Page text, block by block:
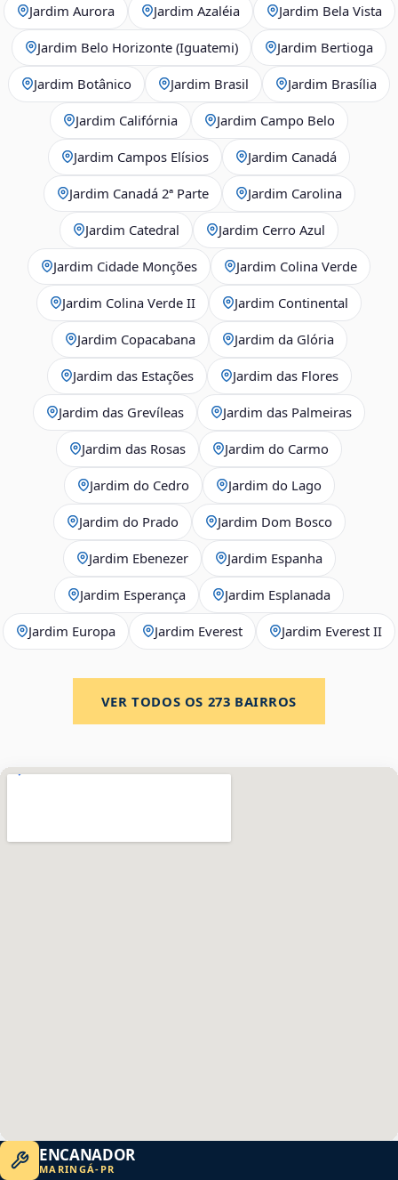
Jardim Aurora Jardim Azaléia Jardim Bela Vista
Jardim Belo Horizonte (Iguatemi) Jardim Bertioga
Jardim Botânico Jardim Brasil Jardim Brasília
Jardim Califórnia Jardim Campo Belo
Jardim Campos Elísios Jardim Canadá
Jardim Canadá 2ª Parte Jardim Carolina
Jardim Catedral Jardim Cerro Azul
Jardim Cidade Monções Jardim Colina Verde
Jardim Colina Verde II Jardim Continental
Jardim Copacabana Jardim da Glória
Jardim das Estações Jardim das Flores
Jardim das Grevíleas Jardim das Palmeiras
Jardim das Rosas Jardim do Carmo
Jardim do Cedro Jardim do Lago
Jardim do Prado Jardim Dom Bosco
Jardim Ebenezer Jardim Espanha
Jardim Esperança Jardim Esplanada
Jardim Europa Jardim Everest Jardim Everest II
VER TODOS OS 273 BAIRROS
ENCANADOR
MARINGÁ- PR